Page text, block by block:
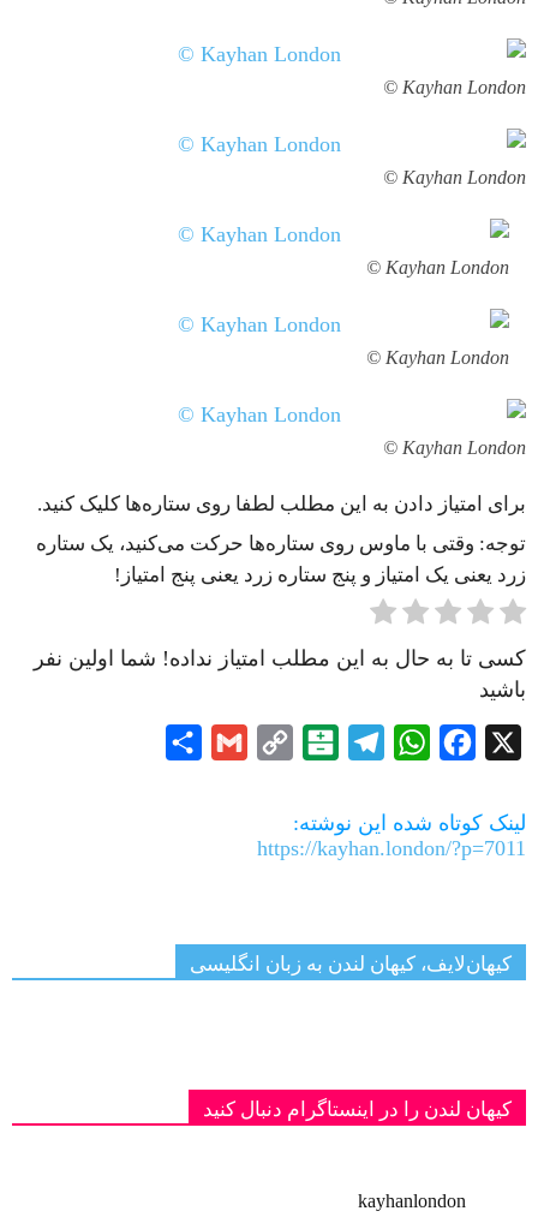
Kayhan London ©
Kayhan London ©
Kayhan London ©
Kayhan London ©
Kayhan London ©
برای امتیاز دادن به این مطلب لطفا روی ستاره‌ها کلیک کنید.
توجه: وقتی با ماوس روی ستاره‌ها حرکت می‌کنید، یک ستاره
زرد یعنی یک امتیاز و پنج ستاره زرد یعنی پنج امتیاز!
کسی تا به حال به این مطلب امتیاز نداده! شما اولین نفر
باشید
X
Facebook
WhatsApp
Telegram
Balatarin
Copy
Gmail
لینک کوتاه شده این نوشته:
https://kayhan.london/?p=7011
کیهان‌لایف، کیهان لندن به زبان انگلیسی
کیهان لندن را در اینستاگرام دنبال کنید
kayhanlondon